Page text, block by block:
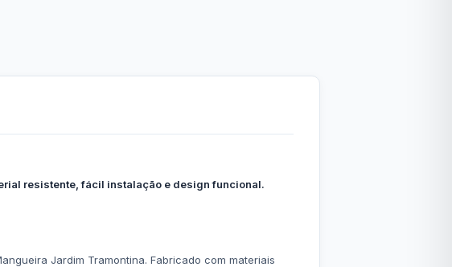
resistente, fácil instalação e design funcional.
Jardim Tramontina. Fabricado com materiais